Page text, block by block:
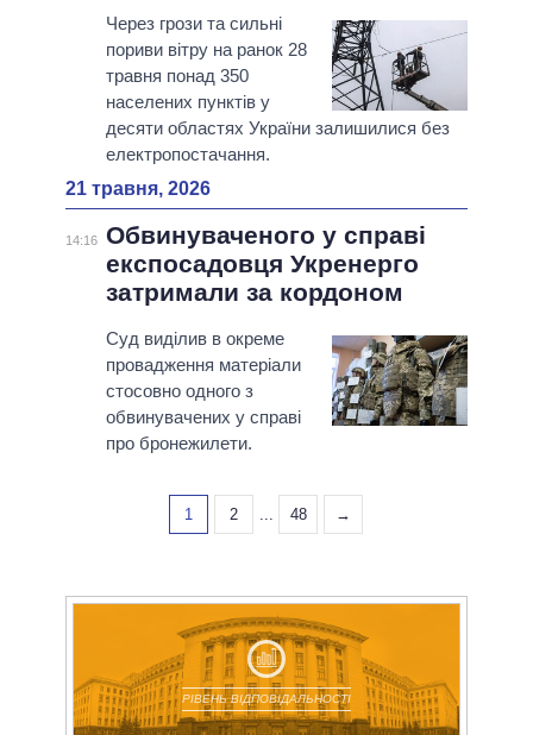
Через грози та сильні
пориви вітру на ранок 28
травня понад 350
населених пунктів у
десяти областях України залишилися без
електропостачання.
21 травня, 2026
14:16 Обвинуваченого у справі
експосадовця Укренерго
затримали за кордоном
Суд виділив в окреме
провадження матеріали
стосовно одного з
обвинувачених у справі
про бронежилети.
1 2 ... 48 →
РІВЕНЬ ВІДПОВІДАЛЬНОСТІ